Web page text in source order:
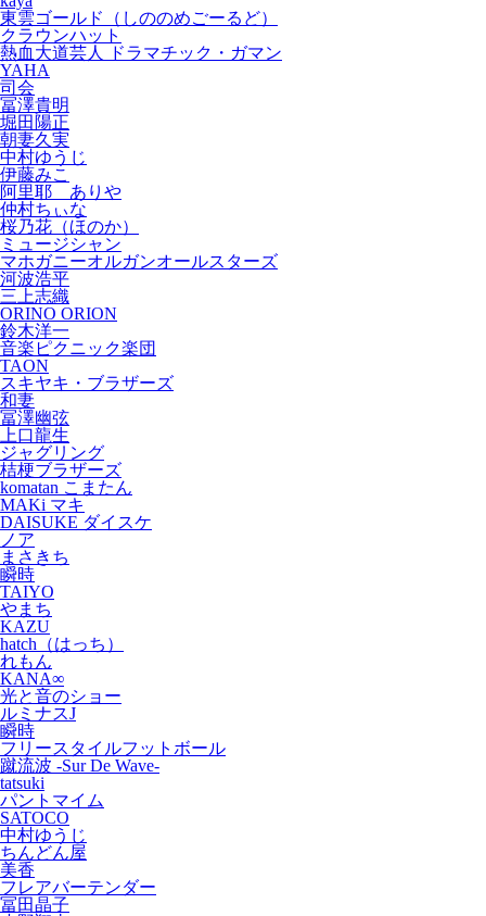
東雲ゴールド（しののめごーるど）
クラウンハット
熱血大道芸人 ドラマチック・ガマン
YAHA
司会
冨澤貴明
堀田陽正
朝妻久実
中村ゆうじ
伊藤みこ
阿里耶 ありや
仲村ちぃな
桜乃花（ほのか）
ミュージシャン
マホガニーオルガンオールスターズ
河波浩平
三上志織
ORINO ORION
鈴木洋一
音楽ピクニック楽団
TAON
スキヤキ・ブラザーズ
和妻
冨澤幽弦
上口龍生
ジャグリング
桔梗ブラザーズ
komatan こまたん
MAKi マキ
DAISUKE ダイスケ
ノア
まさきち
瞬時
TAIYO
やまち
KAZU
hatch（はっち）
れもん
KANA∞
光と音のショー
ルミナスJ
瞬時
フリースタイルフットボール
蹴流波 -Sur De Wave-
tatsuki
パントマイム
SATOCO
中村ゆうじ
ちんどん屋
美香
フレアバーテンダー
冨田晶子